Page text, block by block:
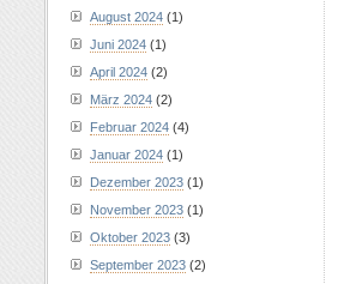
August 2024 (1)
Juni 2024 (1)
April 2024 (2)
März 2024 (2)
Februar 2024 (4)
Januar 2024 (1)
Dezember 2023 (1)
November 2023 (1)
Oktober 2023 (3)
September 2023 (2)